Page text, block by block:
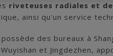
riveteuses radiales et
ainsi qu'un service
des bureaux à
Wuyishan et Jingdezhen,